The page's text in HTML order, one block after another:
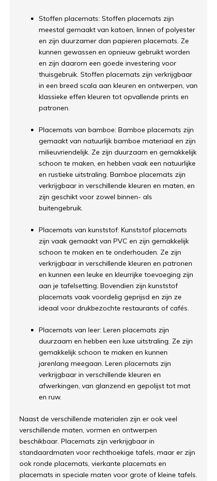
Stoffen placemats: Stoffen placemats zijn
meestal gemaakt van katoen, linnen of polyester
en zijn duurzamer dan papieren placemats. Ze
kunnen gewassen en opnieuw gebruikt worden
en zijn daarom een goede investering voor
thuisgebruik. Stoffen placemats zijn verkrijgbaar
in een breed scala aan kleuren en ontwerpen, van
klassieke effen kleuren tot opvallende prints en
patronen.
Placemats van bamboe: Bamboe placemats zijn
gemaakt van natuurlijk bamboe materiaal en zijn
milieuvriendelijk. Ze zijn duurzaam en gemakkelijk
schoon te maken, en hebben vaak een natuurlijke
en rustieke uitstraling. Bamboe placemats zijn
verkrijgbaar in verschillende kleuren en maten, en
zijn geschikt voor zowel binnen- als
buitengebruik.
Placemats van kunststof: Kunststof placemats
zijn vaak gemaakt van PVC en zijn gemakkelijk
schoon te maken en te onderhouden. Ze zijn
verkrijgbaar in verschillende kleuren en patronen
en kunnen een leuke en kleurrijke toevoeging zijn
aan je tafelsetting. Bovendien zijn kunststof
placemats vaak voordelig geprijsd en zijn ze
ideaal voor drukbezochte restaurants of cafés.
Placemats van leer: Leren placemats zijn
duurzaam en hebben een luxe uitstraling. Ze zijn
gemakkelijk schoon te maken en kunnen
jarenlang meegaan. Leren placemats zijn
verkrijgbaar in verschillende kleuren en
afwerkingen, van glanzend en gepolijst tot mat
en ruw.
Naast de verschillende materialen zijn er ook veel
verschillende maten, vormen en ontwerpen
beschikbaar. Placemats zijn verkrijgbaar in
standaardmaten voor rechthoekige tafels, maar er zijn
ook ronde placemats, vierkante placemats en
placemats in speciale maten voor grote of kleine tafels.